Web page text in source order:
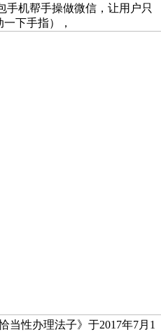
手机帮手操做微信，让用户只
下手指），
当性办理法子》于2017年7月1